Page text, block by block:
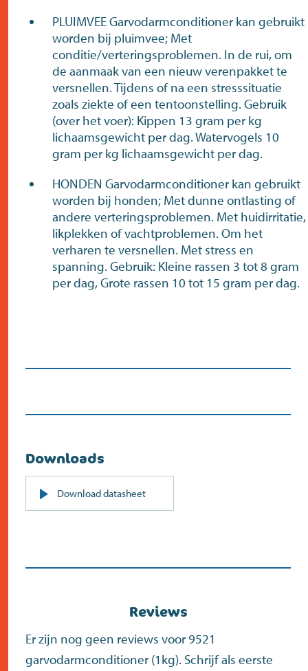
PLUIMVEE Garvodarmconditioner kan gebruikt
worden bij pluimvee; Met
conditie/verteringsproblemen. In de rui, om
de aanmaak van een nieuw verenpakket te
versnellen. Tijdens of na een stresssituatie
zoals ziekte of een tentoonstelling. Gebruik
(over het voer): Kippen 13 gram per kg
lichaamsgewicht per dag. Watervogels 10
gram per kg lichaamsgewicht per dag.
HONDEN Garvodarmconditioner kan gebruikt
worden bij honden; Met dunne ontlasting of
andere verteringsproblemen. Met huidirritatie,
likplekken of vachtproblemen. Om het
verharen te versnellen. Met stress en
spanning. Gebruik: Kleine rassen 3 tot 8 gram
per dag, Grote rassen 10 tot 15 gram per dag.
Downloads
Download datasheetPDF
(opent
Reviews
Er zijn nog geen reviews voor 9521
garvodarmconditioner (1kg). Schrijf als eerste